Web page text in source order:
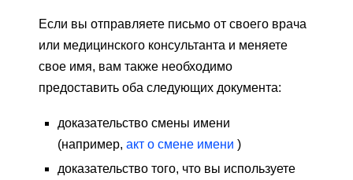
Если вы отправляете письмо от своего врача
или медицинского консультанта и меняете
свое имя, вам также необходимо
предоставить оба следующих документа:
доказательство смены имени
(например, акт о смене имени )
доказательство того, что вы используете